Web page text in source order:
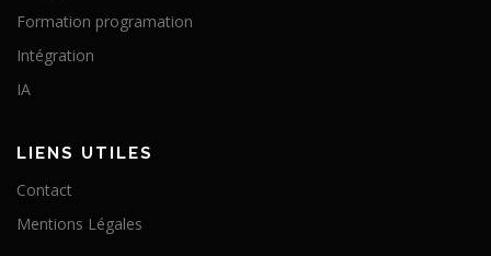
Formation programation
Intégration
IA
LIENS UTILES
Contact
Mentions Légales